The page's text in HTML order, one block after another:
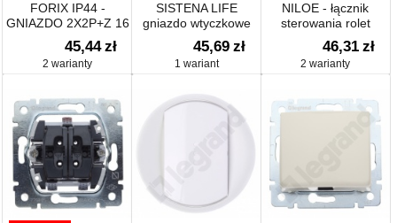
FORIX IP44 -
GNIAZDO 2X2P+Z 16
A - 250 V
45,44 zł
2 warianty
SISTENA LIFE
gniazdo wtyczkowe
pojedyncze 2P+Z z
pzesłonami
45,69 zł
1 wariant
NILOE - łącznik
sterowania rolet
46,31 zł
2 warianty